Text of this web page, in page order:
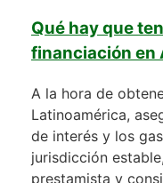
Qué hay que
financiación en
A la hora de
Latinoamérica,
de interés y los
jurisdicción
prestamista y